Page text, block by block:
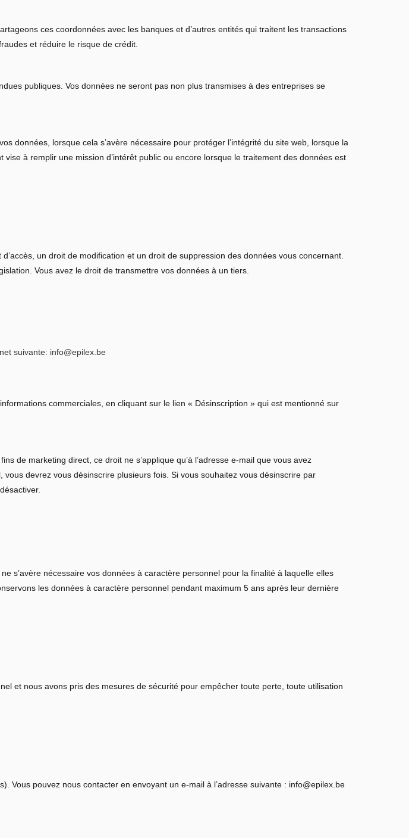
ces coordonnées avec les banques et d’autres entités qui traitent les transactions
et réduire le risque de crédit.
publiques. Vos données ne seront pas non plus transmises à des entreprises se
données, lorsque cela s’avère nécessaire pour protéger l’intégrité du site web, lorsque la
à remplir une mission d’intérêt public ou encore lorsque le traitement des données est
un droit de modification et un droit de suppression des données vous concernant.
Vous avez le droit de transmettre vos données à un tiers.
suivante: info@epilex.be
commerciales, en cliquant sur le lien « Désinscription » qui est mentionné sur
de marketing direct, ce droit ne s’applique qu’à l’adresse e-mail que vous avez
devrez vous désinscrire plusieurs fois. Si vous souhaitez vous désinscrire par
s’avère nécessaire vos données à caractère personnel pour la finalité à laquelle elles
les données à caractère personnel pendant maximum 5 ans après leur dernière
et nous avons pris des mesures de sécurité pour empêcher toute perte, toute utilisation
Vous pouvez nous contacter en envoyant un e-mail à l’adresse suivante : info@epilex.be